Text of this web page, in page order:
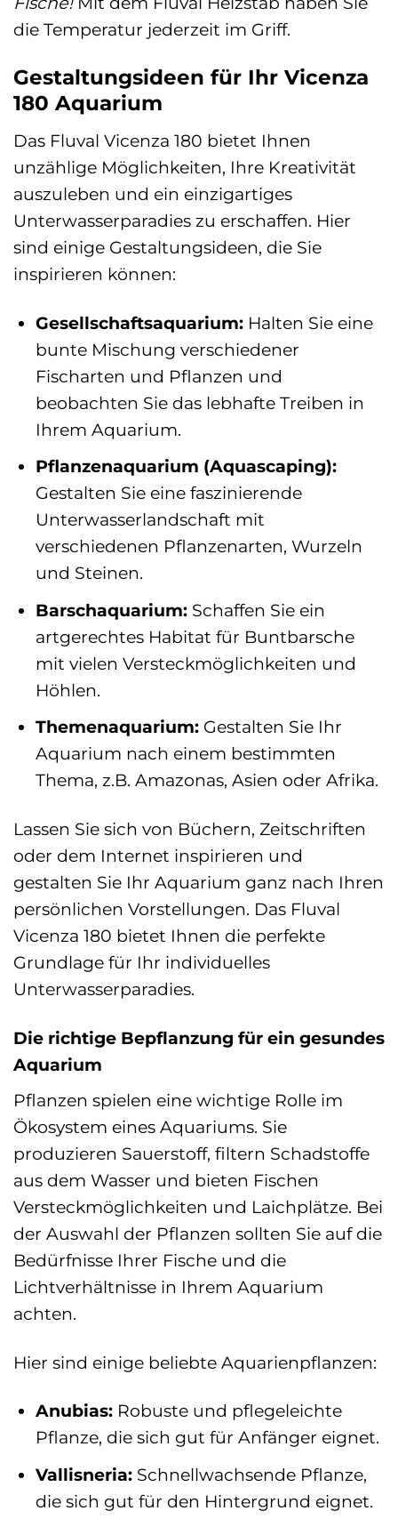
die Temperatur jederzeit im Griff.
Gestaltungsideen für Ihr Vicenza
180 Aquarium
Das Fluval Vicenza 180 bietet Ihnen
unzählige Möglichkeiten, Ihre Kreativität
auszuleben und ein einzigartiges
Unterwasserparadies zu erschaffen. Hier
sind einige Gestaltungsideen, die Sie
inspirieren können:
Gesellschaftsaquarium:Halten Sie eine
bunte Mischung verschiedener
Fischarten und Pflanzen und
beobachten Sie das lebhafte Treiben in
Ihrem Aquarium.
Pflanzenaquarium (Aquascaping):
Gestalten Sie eine faszinierende
Unterwasserlandschaft mit
verschiedenen Pflanzenarten, Wurzeln
und Steinen.
Barschaquarium:Schaffen Sie ein
artgerechtes Habitat für Buntbarsche
mit vielen Versteckmöglichkeiten und
Höhlen.
Themenaquarium:Gestalten Sie Ihr
Aquarium nach einem bestimmten
Thema, z.B. Amazonas, Asien oder Afrika.
Lassen Sie sich von Büchern, Zeitschriften
oder dem Internet inspirieren und
gestalten Sie Ihr Aquarium ganz nach Ihren
persönlichen Vorstellungen. Das Fluval
Vicenza 180 bietet Ihnen die perfekte
Grundlage für Ihr individuelles
Unterwasserparadies.
Die richtige Bepflanzung für ein gesundes
Aquarium
Pflanzen spielen eine wichtige Rolle im
Ökosystem eines Aquariums. Sie
produzieren Sauerstoff, filtern Schadstoffe
aus dem Wasser und bieten Fischen
Versteckmöglichkeiten und Laichplätze. Bei
der Auswahl der Pflanzen sollten Sie auf die
Bedürfnisse Ihrer Fische und die
Lichtverhältnisse in Ihrem Aquarium
achten.
Hier sind einige beliebte Aquarienpflanzen:
Anubias:Robuste und pflegeleichte
Pflanze, die sich gut für Anfänger eignet.
Vallisneria:Schnellwachsende Pflanze,
die sich gut für den Hintergrund eignet.